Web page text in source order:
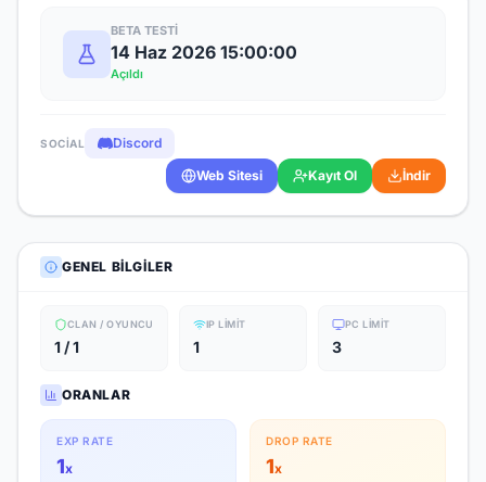
BETA TESTI
14 Haz 2026 15:00:00
Açıldı
SOCIAL
Discord
Web Sitesi
Kayıt Ol İndir
GENEL BILGILER
CLAN / OYUNCU
1 / 1
IP LIMIT
1
PC LIMIT
3
ORANLAR
EXP RATE
1x
DROP RATE
1x